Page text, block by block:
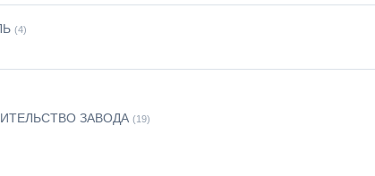
(4)
ЗАВОДА (19)